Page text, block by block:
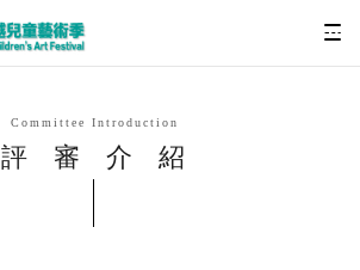
Committee Introduction
評審介紹